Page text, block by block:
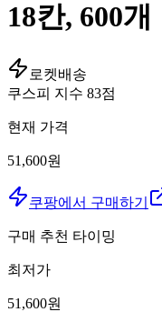
18칸, 600개
로켓배송
쿠스피 지수 83점
현재 가격
51,600원
쿠팡에서 구매하기
구매 추천 타이밍
최저가
51,600원